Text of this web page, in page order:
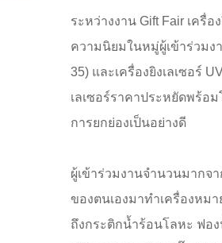
ระหว่างงาน Gift Fair เครื่อ
ความนิยมในหมู่ผู้เข้าร่วมง
35) และเครื่องยิงเลเซอร์
เลเซอร์ราคาประหยัดพร้อ
การยกย่องเป็นอย่างดี
ผู้เข้าร่วมงานจำนวนมาก
ของตนเองมาทำเครื่องหม
ถึงกระติกน้ำร้อนโลหะ ฟอ